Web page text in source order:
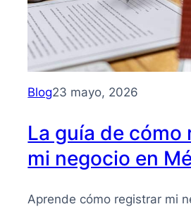
y
beneficios
Blog23 mayo, 2026
La guía de cómo
mi negocio en
Aprende cómo registrar mi